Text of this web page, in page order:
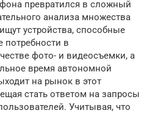
превратился в сложный
анализа множества
устройства, способные
потребности в
фото- и видеосъемки, а
время автономной
на рынок в этот
стать ответом на запросы
Учитывая, что